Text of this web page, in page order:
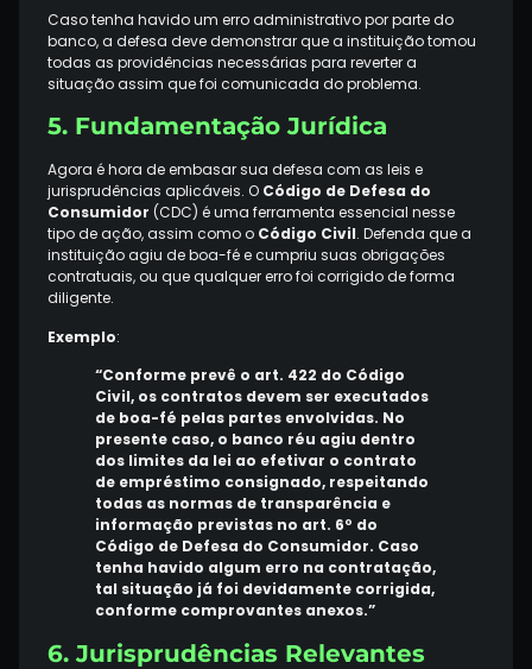
Caso tenha havido um erro administrativo por parte do
banco, a defesa deve demonstrar que a instituição tomou
todas as providências necessárias para reverter a
situação assim que foi comunicada do problema.
5. Fundamentação Jurídica
Agora é hora de embasar sua defesa com as leis e
jurisprudências aplicáveis. O Código de Defesa do
Consumidor (CDC) é uma ferramenta essencial nesse
tipo de ação, assim como o Código Civil. Defenda que a
instituição agiu de boa-fé e cumpriu suas obrigações
contratuais, ou que qualquer erro foi corrigido de forma
diligente.
Exemplo:
“Conforme prevê o art. 422 do Código
Civil, os contratos devem ser executados
de boa-fé pelas partes envolvidas. No
presente caso, o banco réu agiu dentro
dos limites da lei ao efetivar o contrato
de empréstimo consignado, respeitando
todas as normas de transparência e
informação previstas no art. 6º do
Código de Defesa do Consumidor. Caso
tenha havido algum erro na contratação,
tal situação já foi devidamente corrigida,
conforme comprovantes anexos.”
6. Jurisprudências Relevantes